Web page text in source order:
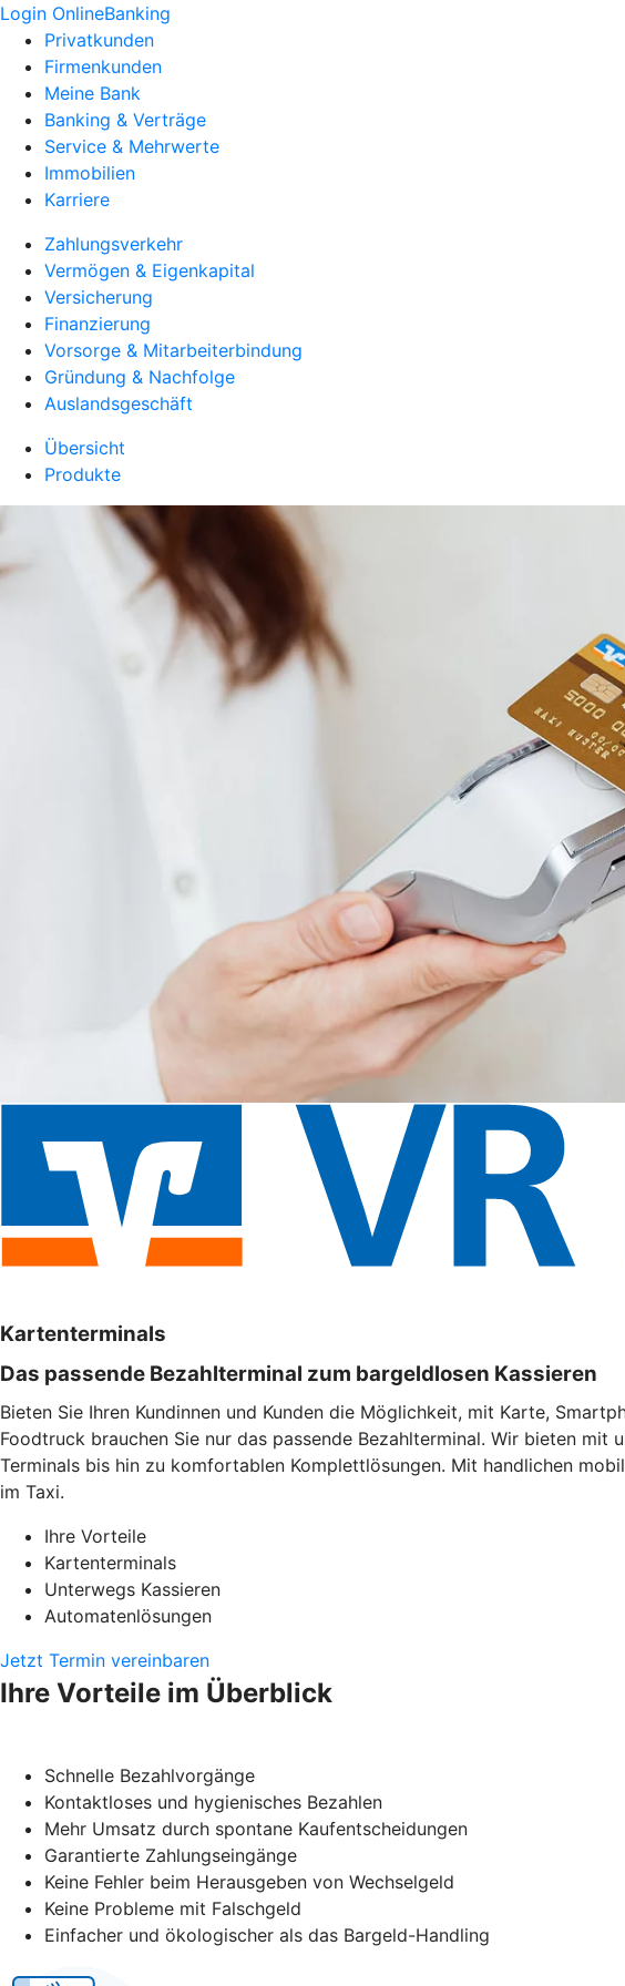
Login OnlineBanking
Privatkunden
Firmenkunden
Meine Bank
Banking & Verträge
Service & Mehrwerte
Immobilien
Karriere
Zahlungsverkehr
Vermögen & Eigenkapital
Versicherung
Finanzierung
Vorsorge & Mitarbeiterbindung
Gründung & Nachfolge
Auslandsgeschäft
Übersicht
Produkte
Kartenterminals
Das passende Bezahlterminal zum bargeldlosen Kassieren
Bieten Sie Ihren Kundinnen und Kunden die Möglichkeit, mit Karte,
Foodtruck brauchen Sie nur das passende Bezahlterminal. Wir bieten
Terminals bis hin zu komfortablen Komplettlösungen. Mit handlichen
im Taxi.
Ihre Vorteile
Kartenterminals
Unterwegs Kassieren
Automatenlösungen
Jetzt Termin vereinbaren
Ihre Vorteile im Überblick
Schnelle Bezahlvorgänge
Kontaktloses und hygienisches Bezahlen
Mehr Umsatz durch spontane Kaufentscheidungen
Garantierte Zahlungseingänge
Keine Fehler beim Herausgeben von Wechselgeld
Keine Probleme mit Falschgeld
Einfacher und ökologischer als das Bargeld-Handling